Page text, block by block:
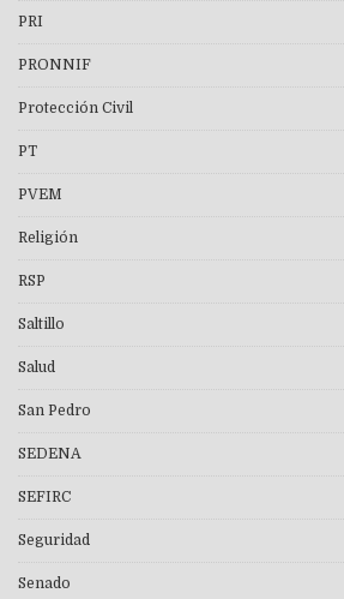
PRI
PRONNIF
Protección Civil
PT
PVEM
Religión
RSP
Saltillo
Salud
San Pedro
SEDENA
SEFIRC
Seguridad
Senado